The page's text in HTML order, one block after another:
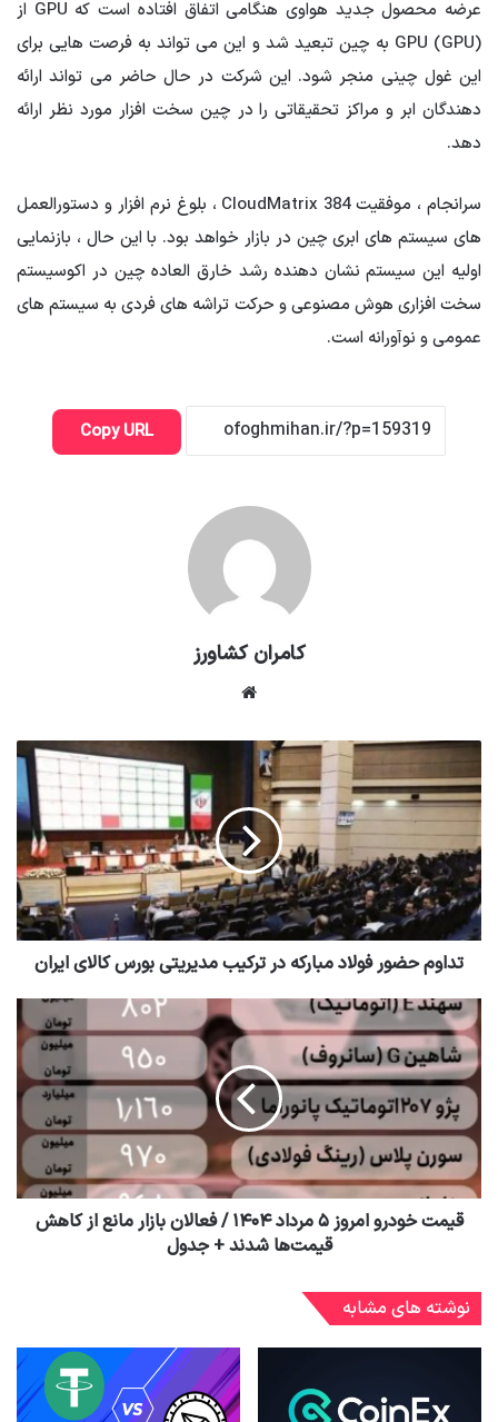
عرضه محصول جدید هواوی هنگامی اتفاق افتاده است که GPU از
GPU (GPU) به چین تبعید شد و این می تواند به فرصت هایی برای
این غول چینی منجر شود. این شرکت در حال حاضر می تواند ارائه
دهندگان ابر و مراکز تحقیقاتی را در چین سخت افزار مورد نظر ارائه
دهد.
سرانجام ، موفقیت CloudMatrix 384 ، بلوغ نرم افزار و دستورالعمل
های سیستم های ابری چین در بازار خواهد بود. با این حال ، بازنمایی
اولیه این سیستم نشان دهنده رشد خارق العاده چین در اکوسیستم
سخت افزاری هوش مصنوعی و حرکت تراشه های فردی به سیستم های
عمومی و نوآورانه است.
Copy URL
کامران کشاورز
تداوم حضور فولاد مبارکه در ترکیب مدیریتی بورس کالای ایران
قیمت خودرو امروز ۵ مرداد ۱۴۰۴ / فعالان بازار مانع از کاهش
قیمت‌ها شدند + جدول
نوشته های مشابه